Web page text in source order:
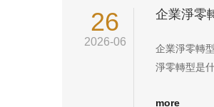
26
2026-06
企業淨零轉
淨零轉型是
理、產品改
more